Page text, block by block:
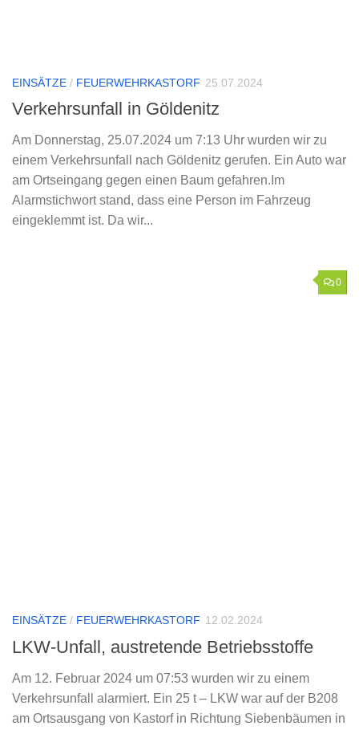
EINSÄTZE / FEUERWEHRKASTORF 25.07.2024
Verkehrsunfall in Göldenitz
Am Donnerstag, 25.07.2024 um 7:13 Uhr wurden wir zu
einem Verkehrsunfall nach Göldenitz gerufen. Ein Auto war
am Ortseingang gegen einen Baum gefahren.Im
Alarmstichwort stand, dass eine Person im Fahrzeug
eingeklemmt ist. Da wir...
0
EINSÄTZE / FEUERWEHRKASTORF 12.02.2024
LKW-Unfall, austretende Betriebsstoffe
Am 12. Februar 2024 um 07:53 wurden wir zu einem
Verkehrsunfall alarmiert. Ein 25 t – LKW war auf der B208
am Ortsausgang von Kastorf in Richtung Siebenbäumen in